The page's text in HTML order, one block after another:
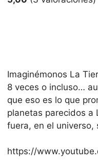
Imaginémonos La
8 veces o incluso…
que eso es lo que
planetas parecidos a
fuera, en el universo,
https://